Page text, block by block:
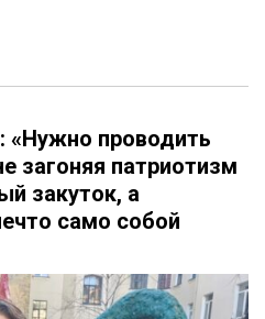
«Нужно проводить
загоняя патриотизм
закуток, а
само собой